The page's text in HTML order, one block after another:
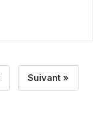
Suivant »